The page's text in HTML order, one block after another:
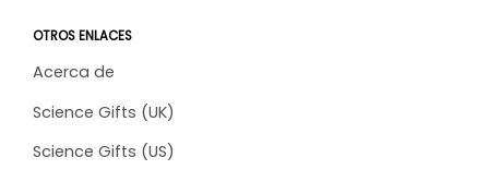
OTROS ENLACES
Acerca de
Science Gifts (UK)
Science Gifts (US)